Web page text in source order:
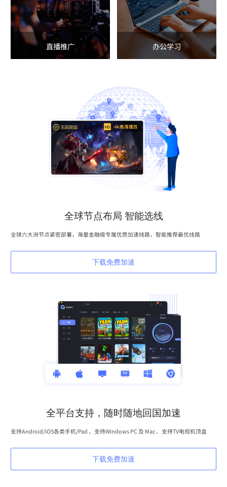
直播推广 办公学习
全球节点布局 智能选线
全球六大洲节点紧密部署，海量金融级专属优质加速线路，智能推荐最优线路
下载免费加速
全平台支持，随时随地回国加速
支持Android/iOS各类手机/Pad 、支持Windows PC 及 Mac 、支持TV电视机顶盒
下载免费加速